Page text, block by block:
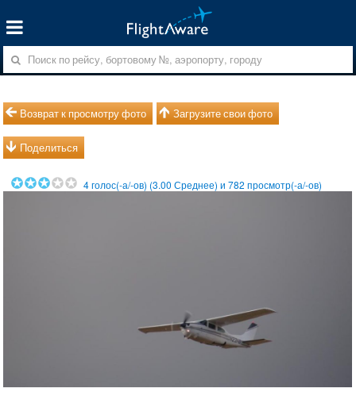
Возврат к просмотру фото Загрузите свои фото
Поделиться
4голос(-а/-ов) (3.00 Среднее) и782 просмотр(-а/-ов)